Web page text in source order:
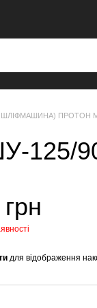
ШЛІФМАШИНА) ПРОТОН
125/
для відображення